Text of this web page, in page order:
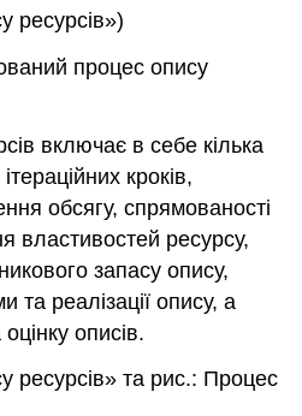
ресурсів»)
процес опису
включає в себе кілька
кроків,
обсягу, спрямованості
властивостей ресурсу,
запасу опису,
та реалізації опису, а
описів.
ресурсів» та рис.: Процес